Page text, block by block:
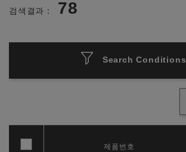
검색결과： 78
Search Conditions
제품번호